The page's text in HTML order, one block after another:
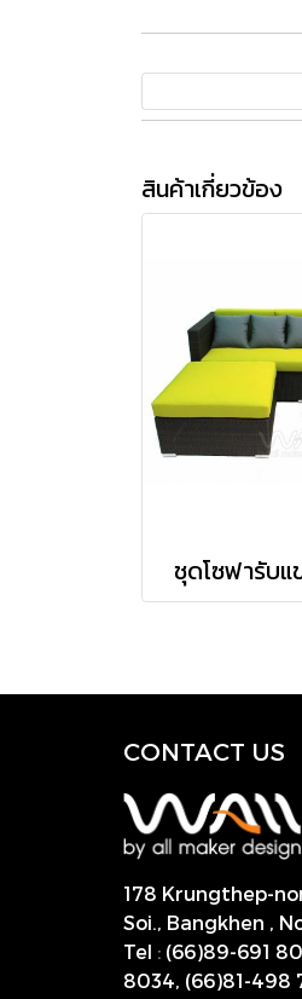
สินค้าเกี่ยวข้อง
ชุดโซฟารับแ
CONTACT US
178 Krungthep-
Soi., Bangkhen ,
Tel : (66)89-691
8034, (66)81-498